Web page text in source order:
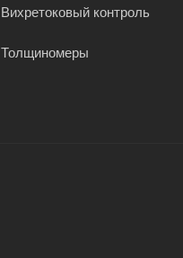
Вихретоковый контроль
Толщиномеры